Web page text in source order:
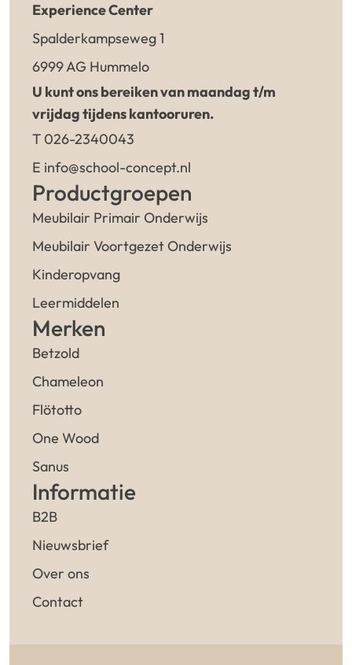
Experience Center
Spalderkampseweg 1
6999 AG Hummelo
U kunt ons bereiken van maandag t/m
vrijdag tijdens kantooruren.
T 026-2340043
E info@school-concept.nl
Productgroepen
Meubilair Primair Onderwijs
Meubilair Voortgezet Onderwijs
Kinderopvang
Leermiddelen
Merken
Betzold
Chameleon
Flötotto
One Wood
Sanus
Informatie
B2B
Nieuwsbrief
Over ons
Contact